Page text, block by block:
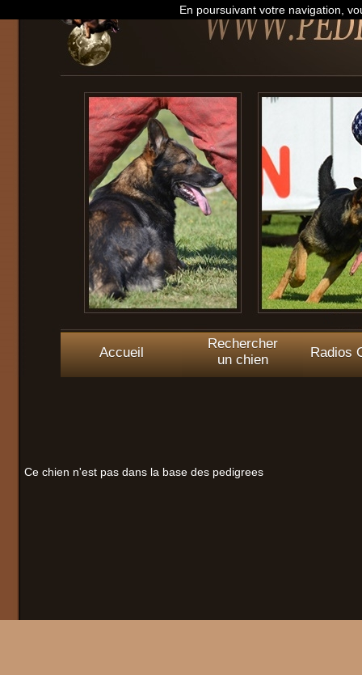
Accueil
Rechercher
un chien
Radios
Ce chien n'est pas dans la base des pedigrees
En poursuivant votre navigation,